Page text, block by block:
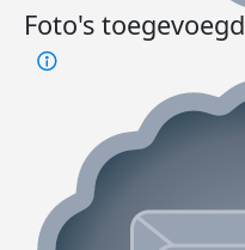
Foto's toegevoegd